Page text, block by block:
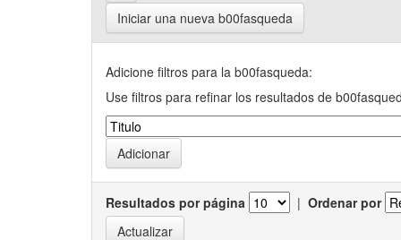
Iniciar una nueva b00fasqueda
Adicione filtros para la b00fasqueda:
Use filtros para refinar los resultados de
Resultados por página | Ordenar por